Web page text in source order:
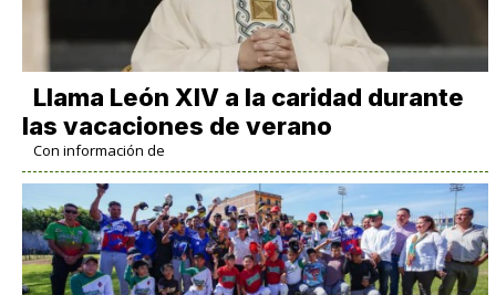
Llama León XIV a la caridad durante
las vacaciones de verano
Con información de